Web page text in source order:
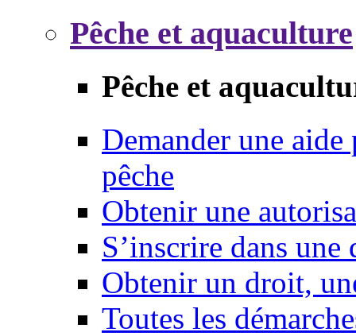
Pêche et aquaculture
Pêche et
Demander une
pêche
Obtenir une
S’inscrire dans une
Obtenir un droit,
Toutes les